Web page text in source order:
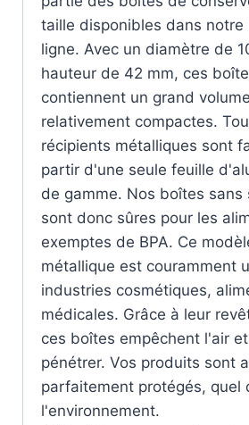
taille disponibles dans notre
ligne. Avec un diamètre de
hauteur de 42 mm, ces
contiennent un grand
relativement compactes.
récipients métalliques sont
partir d'une seule feuille
de gamme. Nos boîtes sans
sont donc sûres pour les
exemptes de BPA. Ce
métallique est couramment
industries cosmétiques,
médicales. Grâce à leur
ces boîtes empêchent l'air
pénétrer. Vos produits sont
parfaitement protégés, quel
l'environnement.